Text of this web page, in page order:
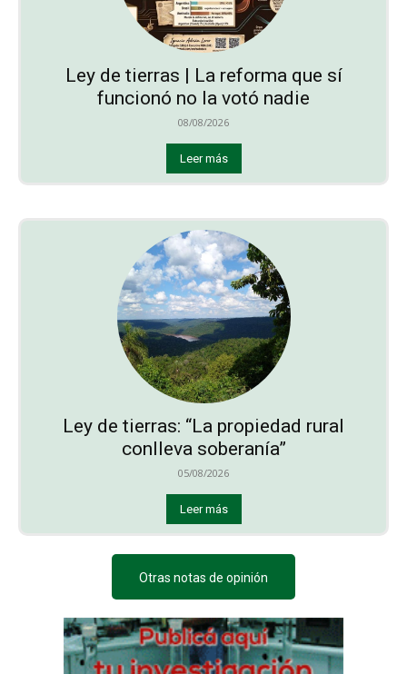
Ley de tierras | La reforma que sí
funcionó no la votó nadie
08/08/2026
Leer más
Ley de tierras: “La propiedad rural
conlleva soberanía”
05/08/2026
Leer más
Otras notas de opinión